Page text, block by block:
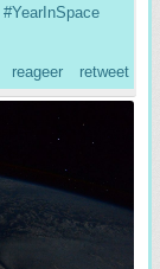
#YearInSpace
reageer
retweet